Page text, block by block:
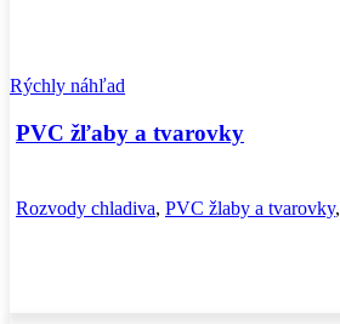
Rýchly náhľad
PVC žľaby a tvarovky
Rozvody chladiva, PVC žlaby a tvarovky,